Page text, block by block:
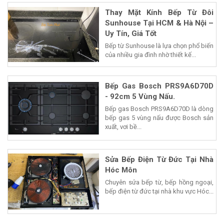
Thay Mặt Kính Bếp Từ Đôi
Sunhouse Tại HCM & Hà Nội –
Uy Tín, Giá Tốt
Bếp từ Sunhouse là lựa chọn phổ biến
của nhiều gia đình nhờ thiết kế...
Bếp Gas Bosch PRS9A6D70D
- 92cm 5 Vùng Nấu.
Bếp gas Bosch PRS9A6D70D là dòng
bếp gas 5 vùng nấu được Bosch sản
xuất, vơi bề...
Sửa Bếp Điện Từ Đức Tại Nhà
Hóc Môn
Chuyên sửa bếp từ, bếp hồng ngoại,
bếp điện từ đức tại nhà khu vực Hóc...